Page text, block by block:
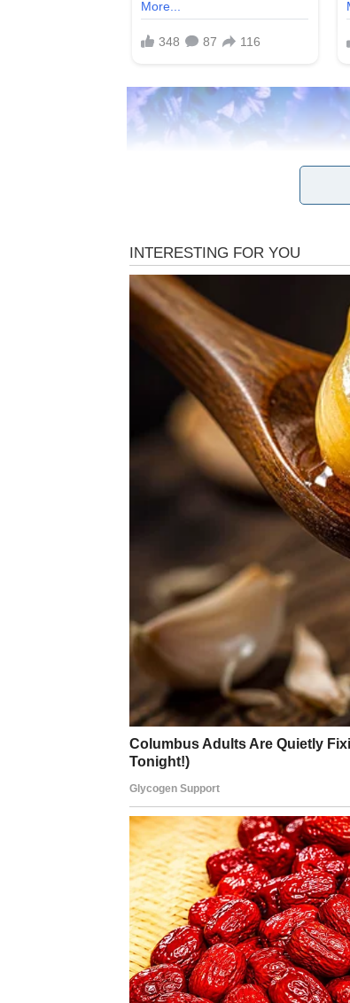
BIK – KONAČNO
Bikovi su dugo nosili u sebi tišinu
smireno, u njima su se vodile
sigurnost. Davali ste mnogo,
drugi razočarali.
Sada dolazi trenutak kada se sve
najviše odgovara – kroz
Na finansijskom planu, dolazi do
dobija čvrste temelje. Moguće je
konačno vidite rezultate svog truda.
U ljubavi, Bikovi ulaze u jedan od
koju su dugo čekali, dok slobodni
poštovanje i iskrenost.
Vaša nagrada nije prolazna –
što zaslužujete.
RAK – LJUBAV
Rakovi su znak koji najdublje